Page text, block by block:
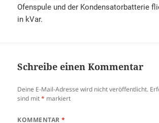
Ofenspule und der Kondensatorbatterie
in kVar.
Schreibe einen Kommentar
Deine E-Mail-Adresse wird nicht veröffentlicht.
sind mit* markiert
KOMMENTAR*